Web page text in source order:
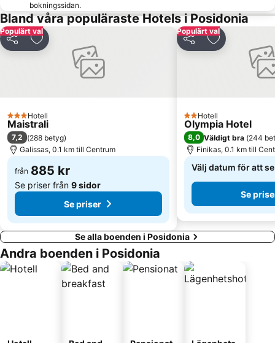
Limani Parikia
Syneti
bokningssidan.
Bland våra populäraste Hotels i Posidonia
Populärt val
Dela Lägg till i Mina Favoriter
3 Stjärnor
Hotell
Maistrali
7,2 (288 betyg)
Galissas, 0.1 km till Centrum
från 885 kr
Se priser från 9 sidor
Se priser
Populärt val
Dela Lägg till i
2 Stjärnor
Hotell
Olympia Hotel
8,0 Väldigt bra (244
Finikas, 0.1 km till
Välj datum för att
Se
Se alla boenden i Posidonia
Andra boenden i Posidonia